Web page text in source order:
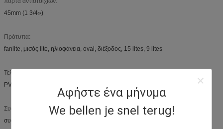
Αφήστε ένα μήνυμα
We bellen je snel terug!
45mm (1 3/4»)
Πρότυπα:
fanlite, μισός lite, ηλιοφάνεια, oval, διέξοδος, 15 lites, 9 lites
Τελειώστε τον τρόπο:
PVC που ντύνεται ή παλτό σκονών
Συσκευασία:
συσκευασία παλετών ή συσκευασία χαρτοκιβωτίων